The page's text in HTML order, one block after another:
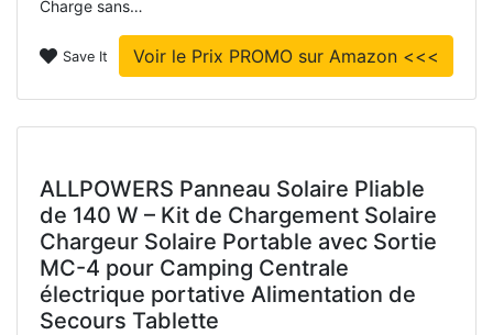
Charge sans…
Save It Voir le Prix PROMO sur Amazon <<<
ALLPOWERS Panneau Solaire Pliable
de 140 W – Kit de Chargement Solaire
Chargeur Solaire Portable avec Sortie
MC-4 pour Camping Centrale
électrique portative Alimentation de
Secours Tablette